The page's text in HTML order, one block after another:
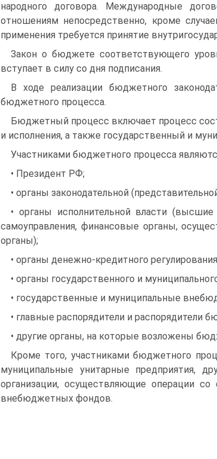
народного договора. Международные
отношениям непосредственно, кроме
применения требуется принятие
Закон о бюджете соответствующего
вступает в силу со дня подписа­ния.
В ходе реализации бюджетного
бюджетного процесса.
Бюджетный процесс включает процесс
и исполнения, а также государственный и
Участниками бюджетного процесса
• Президент РФ;
• органы законодательной
• органы исполнительной власти
самоуправления, финансовые органы,
органы);
• органы денежно-кредитного
• органы государственного и
• государственные и муниципальные
• главные распорядители и распорядители
• другие органы, на которые возложены
Кроме того, участниками бюджетного
муниципальные унитарные предприятия,
организации, осуществляющие операции
внебюджетных фон­дов.